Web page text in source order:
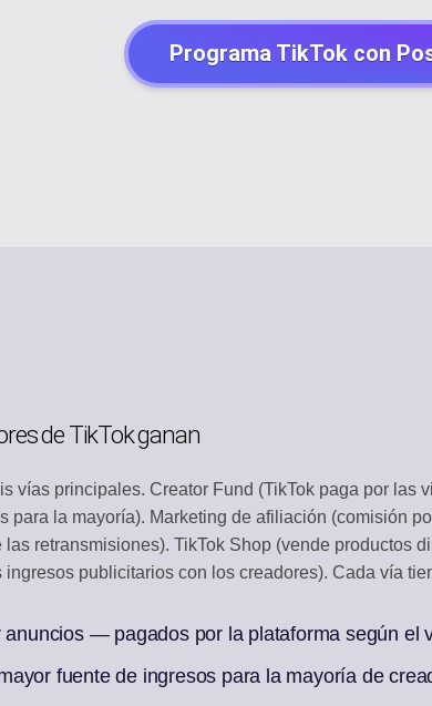
DE CONTENIDO
calendario de contenido
Y DESCUBRIMIENTO
DE INTERACCIÓN
a comentarios sociales
en una semana de publicaciones
Programa TikTok con
de TikTok ganan
vías principales. Creator Fund (TikTok paga por
para la mayoría). Marketing de afiliación (comisión
retransmisiones). TikTok Shop (vende productos
publicitarios con los creadores). Cada vía
— pagados por la plataforma según el
fuente de ingresos para la mayoría de